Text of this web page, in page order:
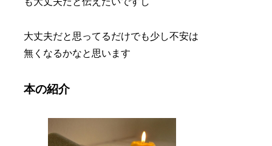
大丈夫だと思ってるだけでも少し不安は
無くなるかなと思います
本の紹介